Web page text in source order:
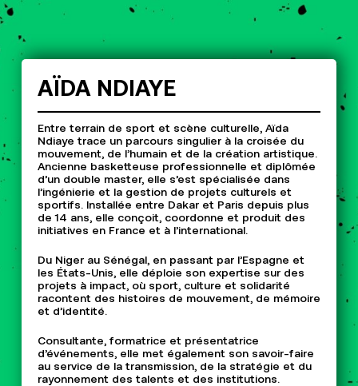
AÏDA NDIAYE
Entre terrain de sport et scène culturelle, Aïda
Ndiaye trace un parcours singulier à la croisée du
mouvement, de l’humain et de la création artistique.
Ancienne basketteuse professionnelle et diplômée
d’un double master, elle s’est spécialisée dans
l’ingénierie et la gestion de projets culturels et
sportifs. Installée entre Dakar et Paris depuis plus
de 14 ans, elle conçoit, coordonne et produit des
initiatives en France et à l’international.
Du Niger au Sénégal, en passant par l’Espagne et
les États-Unis, elle déploie son expertise sur des
projets à impact, où sport, culture et solidarité
racontent des histoires de mouvement, de mémoire
et d’identité.
Consultante, formatrice et présentatrice
d’événements, elle met également son savoir-faire
au service de la transmission, de la stratégie et du
rayonnement des talents et des institutions.